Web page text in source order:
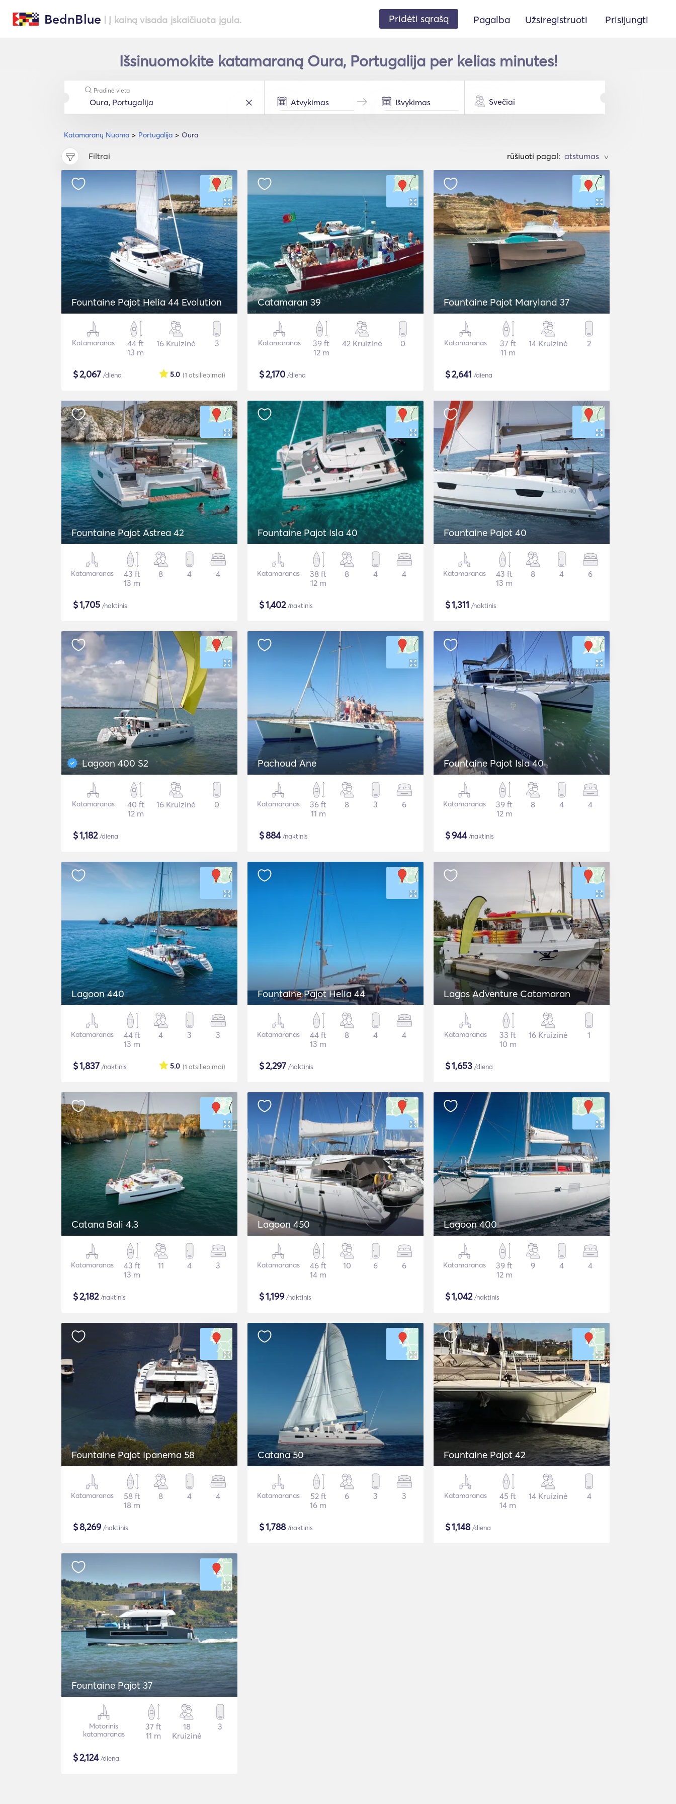
BednBlue | Į kainą visada įskaičiuota įgula. Pridėti sąrašą Pagalba Užsiregistruoti Prisijungti
Išsinuomokite katamaraną Oura, Portugalija per kelias minutes!
Katamaranų Nuoma Portugalija Oura
Pradinė vieta
Svečiai
Filtrai rūšiuoti pagal: >
Fountaine Pajot Helia 44 Evolution
Katamaranas
44 ft
13 m
16 Kruizinė 3
$2,067 /diena (1 atsiliepimai)
5.0
Catamaran 39
Katamaranas
39 ft
12 m
42 Kruizinė 0
$2,170 /diena
Fountaine Pajot Maryland 37
Katamaranas
37 ft
11 m
14 Kruizinė 2
$2,641 /diena
Fountaine Pajot Astrea 42
Katamaranas
43 ft
13 m
8 4 4
$1,705 /naktinis
Fountaine Pajot Isla 40
Katamaranas
38 ft
12 m
8 4 4
$1,402/naktinis
Fountaine Pajot 40
Katamaranas
43 ft
13 m
8 4 6
$1,311 /naktinis
Lagoon 400 S2
Katamaranas
40 ft
12 m
16 Kruizinė 0
$1,182/diena
Pachoud Ane
Katamaranas
36 ft
11 m
8 3 6
$884/naktinis
Fountaine Pajot Isla 40
Katamaranas
39 ft
12 m
8 4 4
$944/naktinis
Lagoon 440
Katamaranas
44 ft
13 m
4 3 3
$1,837 /naktinis (1 atsiliepimai)
5.0
Fountaine Pajot Helia 44
Katamaranas
44 ft
13 m
8 4 4
$2,297 /naktinis
Lagos Adventure Catamaran
Katamaranas
33 ft
10 m
16 Kruizinė 1
$1,653 /diena
Catana Bali 4.3
Katamaranas
43 ft
13 m
11 4 3
$2,182/naktinis
Lagoon 450
Katamaranas
46 ft
14 m
10 6 6
$1,199/naktinis
Lagoon 400
Katamaranas
39 ft
12 m
9 4 4
$1,042/naktinis
Fountaine Pajot Ipanema 58
Katamaranas
58 ft
18 m
8 4 4
$8,269/naktinis
Catana 50
Katamaranas
52 ft
16 m
6 3 3
$1,788/naktinis
Fountaine Pajot 42
Katamaranas
45 ft
14 m
14 Kruizinė 4
$1,148/diena
Fountaine Pajot 37
Motorinis
katamaranas
37 ft
11 m
18
Kruizinė
3
$2,124/diena